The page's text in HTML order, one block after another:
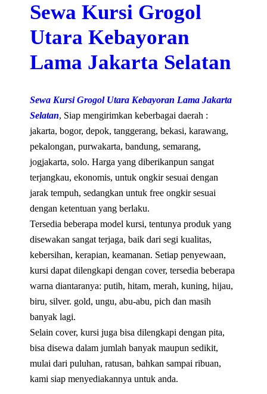
Sewa Kursi Grogol
Utara Kebayoran
Lama Jakarta Selatan
Sewa Kursi Grogol Utara Kebayoran Lama Jakarta
Selatan, Siap mengirimkan keberbagai daerah :
jakarta, bogor, depok, tanggerang, bekasi, karawang,
pekalongan, purwakarta, bandung, semarang,
jogjakarta, solo. Harga yang diberikanpun sangat
terjangkau, ekonomis, untuk ongkir sesuai dengan
jarak tempuh, sedangkan untuk free ongkir sesuai
dengan ketentuan yang berlaku.
Tersedia beberapa model kursi, tentunya produk yang
disewakan sangat terjaga, baik dari segi kualitas,
kebersihan, kerapian, keamanan. Setiap penyewaan,
kursi dapat dilengkapi dengan cover, tersedia beberapa
warna diantaranya: putih, hitam, merah, kuning, hijau,
biru, silver. gold, ungu, abu-abu, pich dan masih
banyak lagi.
Selain cover, kursi juga bisa dilengkapi dengan pita,
bisa disewa dalam jumlah banyak maupun sedikit,
mulai dari puluhan, ratusan, bahkan sampai ribuan,
kami siap menyediakannya untuk anda.